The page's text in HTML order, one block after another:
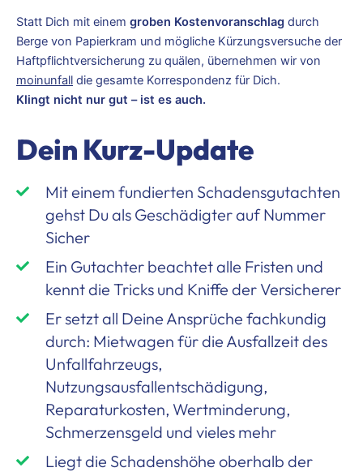
Statt Dich mit einem groben Kostenvoranschlag durch
Berge von Papierkram und mögliche Kürzungsversuche der
Haftpflichtversicherung zu quälen, übernehmen wir von
moinunfall die gesamte Korrespondenz für Dich.
Klingt nicht nur gut – ist es auch.
Dein Kurz-Update
Mit einem fundierten Schadensgutachten
gehst Du als Geschädigter auf Nummer
Sicher
Ein Gutachter beachtet alle Fristen und
kennt die Tricks und Kniffe der Versicherer
Er setzt all Deine Ansprüche fachkundig
durch: Mietwagen für die Ausfallzeit des
Unfallfahrzeugs,
Nutzungsausfallentschädigung,
Reparaturkosten, Wertminderung,
Schmerzensgeld und vieles mehr
Liegt die Schadenshöhe oberhalb der